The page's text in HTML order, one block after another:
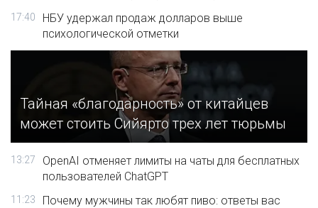
17:40
НБУ удержал продаж долларов выше
психологической отметки
Тайная «благодарность» от китайцев
может стоить Сийярто трех лет тюрьмы
13:27
OpenAI отменяет лимиты на чаты для бесплатных
пользователей ChatGPT
11:23
Почему мужчины так любят пиво: ответы вас